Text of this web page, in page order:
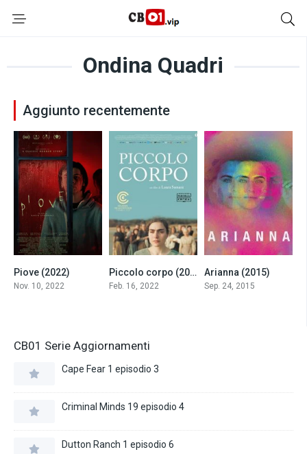
Ondina Quadri
Aggiunto recentemente
Piove (2022)
Nov. 10, 2022
7Piccolo corpo (2022)
Feb. 16, 2022
Arianna (2015)
Sep. 24, 2015
CB01 Serie Aggiornamenti
Cape Fear 1 episodio 3
Criminal Minds 19 episodio 4
Dutton Ranch 1 episodio 6